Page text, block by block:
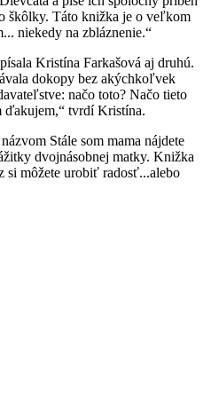
škôlky. Táto knižka je o veľkom
niekedy na zbláznenie.“
Kristína Farkašová aj druhú.
dokopy bez akýchkoľvek
načo toto? Načo tieto
ďakujem,“ tvrdí Kristína.
Stále som mama nájdete
dvojnásobnej matky. Knižka
si môžete urobiť radosť...alebo